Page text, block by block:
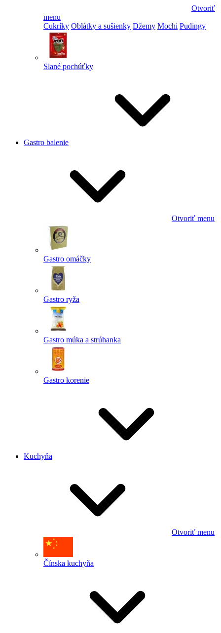
Otvoriť
menu
Cukríky Oblátky a sušienky Džemy Mochi Pudingy
Slané pochúťky
Gastro balenie
Otvoriť menu
Gastro omáčky
Gastro ryža
Gastro múka a strúhanka
Gastro korenie
Kuchyňa
Otvoriť menu
Čínska kuchyňa